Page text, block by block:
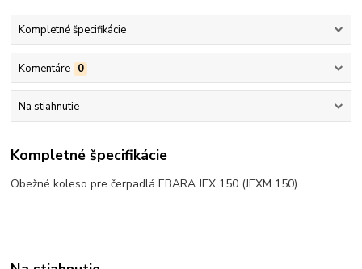
Kompletné špecifikácie
Komentáre 0
Na stiahnutie
Kompletné špecifikácie
Obežné koleso pre čerpadlá EBARA JEX 150 (JEXM 150).